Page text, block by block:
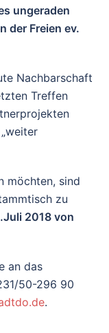
ungeraden
der Freien ev.
Nachbarschaft
Treffen
möchten, sind
zu
2018 von
an das
50-296 90
.